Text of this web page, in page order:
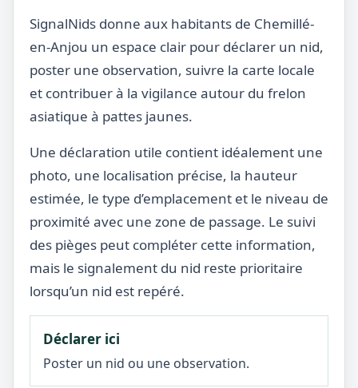
SignalNids donne aux habitants de Chemillé-
en-Anjou un espace clair pour déclarer un nid,
poster une observation, suivre la carte locale
et contribuer à la vigilance autour du frelon
asiatique à pattes jaunes.
Une déclaration utile contient idéalement une
photo, une localisation précise, la hauteur
estimée, le type d’emplacement et le niveau de
proximité avec une zone de passage. Le suivi
des pièges peut compléter cette information,
mais le signalement du nid reste prioritaire
lorsqu’un nid est repéré.
Déclarer ici
Poster un nid ou une observation.